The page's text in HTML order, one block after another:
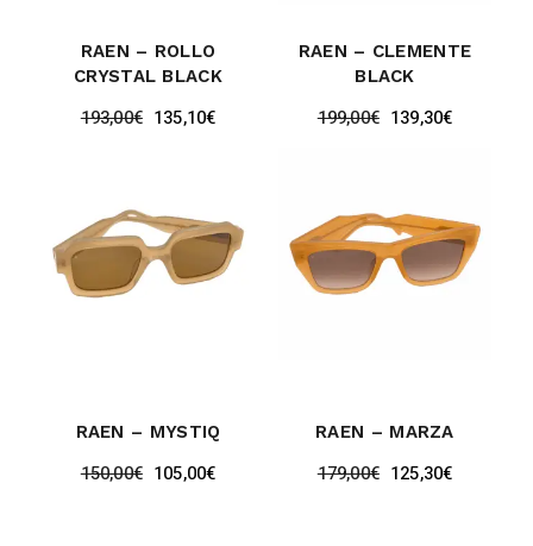
RAEN – ROLLO
CRYSTAL BLACK
193,00€ 135,10€
RAEN – CLEMENTE
BLACK
199,00€ 139,30€
RAEN – MYSTIQ
150,00€ 105,00€
RAEN – MARZA
179,00€ 125,30€